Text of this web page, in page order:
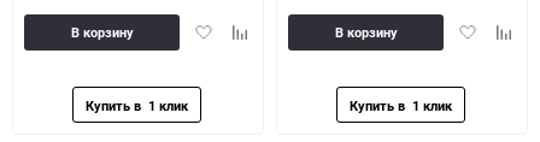
ДобавитьДобавить
В корзину
Добавить
В корзину